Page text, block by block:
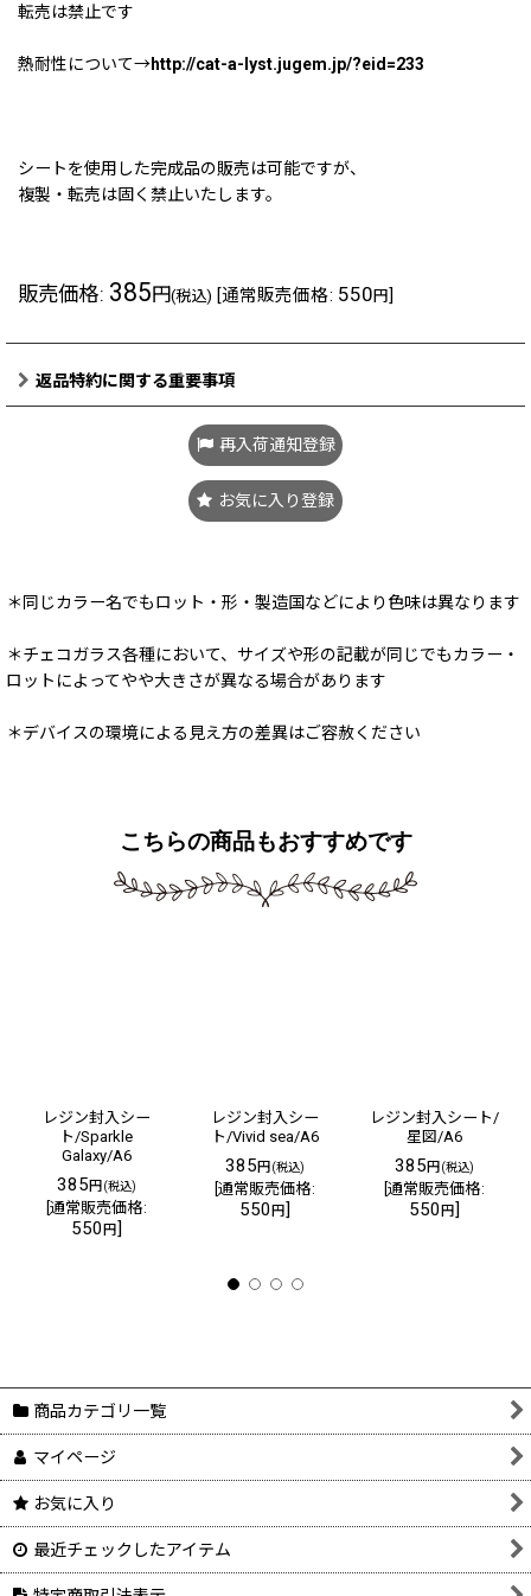
転売は禁止です
熱耐性について→http://cat-a-lyst.jugem.jp/?eid=233
シートを使用した完成品の販売は可能ですが、
複製・転売は固く禁止いたします。
販売価格: 385円(税込) [通常販売価格: 550 円]
返品特約に関する重要事項
再入荷通知登録
お気に入り登録
＊同じカラー名でもロット・形・製造国などにより色味は異なります
＊チェコガラス各種において、サイズや形の記載が同じでもカラー・
ロットによってやや大きさが異なる場合があります
＊デバイスの環境による見え方の差異はご容赦ください
こちらの商品もおすすめです
レジン封入シー
ト/Sparkle
Galaxy/A6
385円(税込)
通常販売価格:
550円]
レジン封入シー
ト/Vivid sea/A6
385円(税込)
[通常販売価格:
550円]
レジン封入シート/
星図/A6
385円(税込)
[通常販売価格:
550円]
商品カテゴリ一覧
マイページ
お気に入り
最近チェックしたアイテム